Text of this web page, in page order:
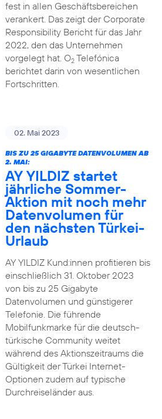
fest in allen Geschäftsbereichen
verankert. Das zeigt der Corporate
Responsibility Bericht für das Jahr
2022, den das Unternehmen
vorgelegt hat. O2Telefónica
berichtet darin von wesentlichen
Fortschritten.
02. Mai 2023
BIS ZU 25 GIGABYTE DATENVOLUMEN AB
2. MAI:
AY YILDIZ startet
jährliche Sommer-
Aktion mit noch mehr
Datenvolumen für
den nächsten Türkei-
Urlaub
AY YILDIZ Kund:innen profitieren bis
einschließlich 31. Oktober 2023
von bis zu 25 Gigabyte
Datenvolumen und günstigerer
Telefonie. Die führende
Mobilfunkmarke für die deutsch-
türkische Community weitet
während des Aktionszeitraums die
Gültigkeit der Türkei Internet-
Optionen zudem auf typische
Durchreiseländer aus.